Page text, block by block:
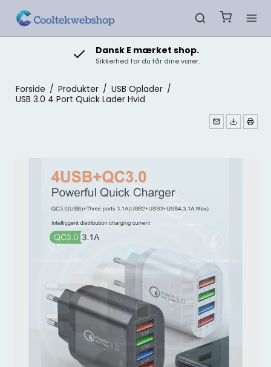
Dansk E mærket shop.
Sikkerhed for du får dine varer.
Forside / Produkter / USB Oplader /
USB 3.0 4 Port Quick Lader Hvid